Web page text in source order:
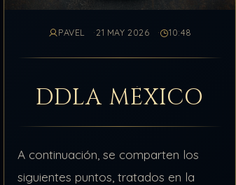
PAVEL 21 MAY 2026 10:48
DDLA MÉXICO
A continuación, se comparten los
siguientes puntos, tratados en la